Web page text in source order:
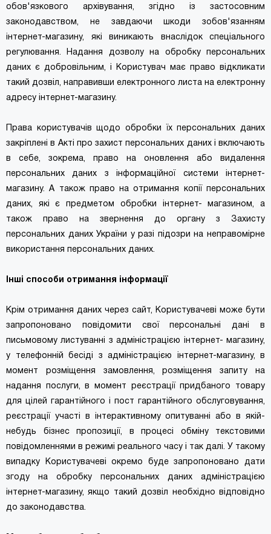
обов'язкового архівування, згідно із застосовним
законодавством, не завдаючи шкоди зобов'язанням
інтернет-магазину, які виникають внаслідок спеціального
регулювання. Надання дозволу на обробку персональних
даних є добровільним, і Користувач має право відкликати
такий дозвіл, направивши електронного листа на електронну
адресу інтернет-магазину.
Права користувачів щодо обробки їх персональних даних
закріплені в Акті про захист персональних даних і включають
в себе, зокрема, право на оновлення або видалення
персональних даних з інформаційної системи інтернет-
магазину. А також право на отримання копії персональних
даних, які є предметом обробки інтернет- магазином, а
також право на звернення до органу з Захисту
персональних даних України у разі підозри на неправомірне
використання персональних даних.
Інші способи отримання інформації
Крім отримання даних через сайт, Користувачеві може бути
запропоновано повідомити свої персональні дані в
письмовому листуванні з адміністрацією інтернет- магазину,
у телефонній бесіді з адміністрацією інтернет-магазину, в
момент розміщення замовлення, розміщення запиту на
надання послуги, в момент реєстрації придбаного товару
для цілей гарантійного і пост гарантійного обслуговування,
реєстрації участі в інтерактивному опитуванні або в якій-
небудь бізнес пропозиції, в процесі обміну текстовими
повідомленнями в режимі реального часу і так далі. У такому
випадку Користувачеві окремо буде запропоновано дати
згоду на обробку персональних даних адміністрацією
інтернет-магазину, якщо такий дозвіл необхідно відповідно
до законодавства.